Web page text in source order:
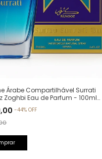
Árabe Compartilhável Surrati
Zoghbi Eau de Parfum - 100ml
-44%OFF